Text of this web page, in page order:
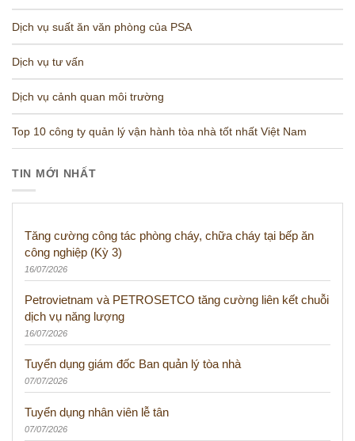
Dịch vụ suất ăn văn phòng của PSA
Dịch vụ tư vấn
Dịch vụ cảnh quan môi trường
Top 10 công ty quản lý vận hành tòa nhà tốt nhất Việt Nam
TIN MỚI NHẤT
Tăng cường công tác phòng cháy, chữa cháy tại bếp ăn
công nghiệp (Kỳ 3)
16/07/2026
Petrovietnam và PETROSETCO tăng cường liên kết chuỗi
dịch vụ năng lượng
16/07/2026
Tuyển dụng giám đốc Ban quản lý tòa nhà
07/07/2026
Tuyển dụng nhân viên lễ tân
07/07/2026